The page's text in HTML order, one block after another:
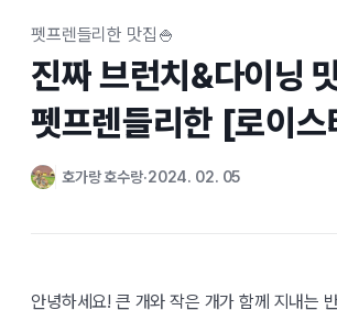
펫프렌들리한 맛집🍚
진짜 브런치&다이닝
펫프렌들리한 [로이
호가랑 호수랑 2024. 02. 05
안녕하세요! 큰 개와 작은 개가 함께 지내는